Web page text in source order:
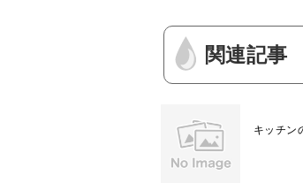
b
o
o
関連記事
キッチン